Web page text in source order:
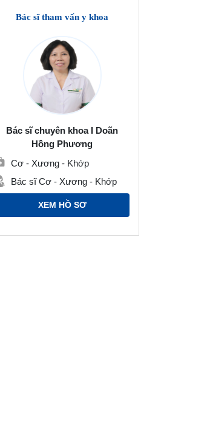
Bác sĩ tham vấn y khoa
Bác sĩ chuyên khoa I Doãn
Hồng Phương
Cơ - Xương - Khớp
Bác sĩ Cơ - Xương - Khớp
XEM HỒ SƠ